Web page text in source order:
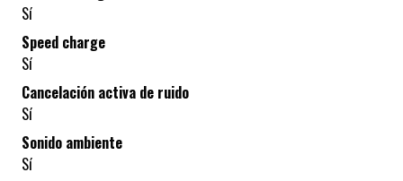
Sí
Speed charge
Sí
Cancelación activa de ruido
Sí
Sonido ambiente
Sí